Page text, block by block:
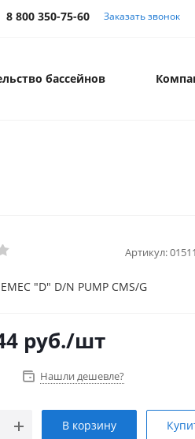
8 800 350-75-60 Заказать звонок
бассейнов
Артикул:
"D" D/N PUMP CMS/G
руб./шт
Нашли дешевле?
В корзину